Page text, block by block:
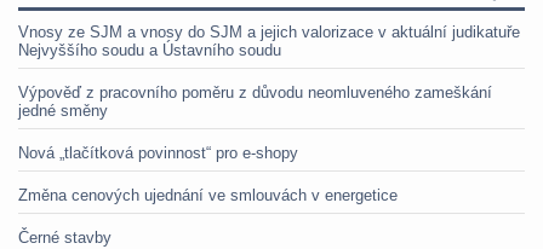
Vnosy ze SJM a vnosy do SJM a jejich valorizace v aktuální judikatuře
Nejvyššího soudu a Ústavního soudu
Výpověď z pracovního poměru z důvodu neomluveného zameškání
jedné směny
Nová „tlačítková povinnost“ pro e-shopy
Změna cenových ujednání ve smlouvách v energetice
Černé stavby